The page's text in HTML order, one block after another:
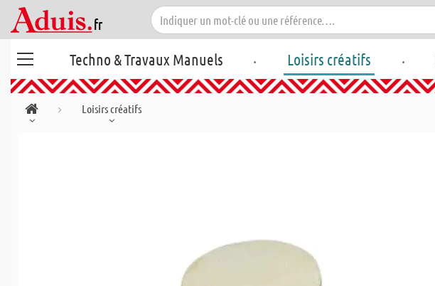
Techno & Travaux Manuels . Loisirs créatifs .
Loisirs créatifs